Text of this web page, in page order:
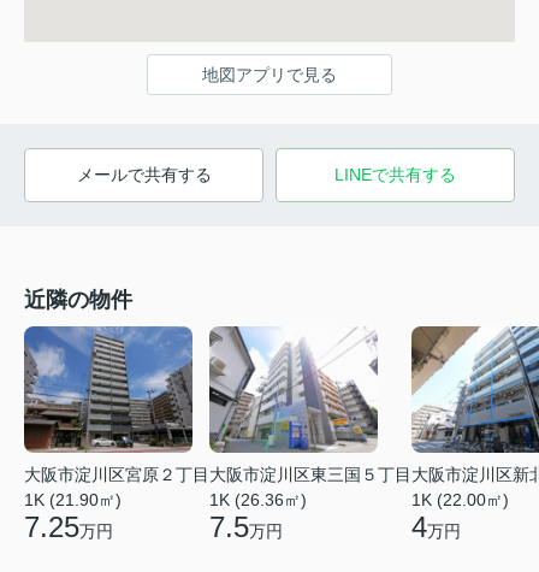
地図アプリで見る
メールで共有する LINEで共有する
近隣の物件
大阪市淀川区宮原２丁目
1K (21.90㎡)
7.25万円
大阪市淀川区東三国５丁目
1K (26.36㎡)
7.5万円
大阪市淀川区新
1K (22.00㎡)
4万円